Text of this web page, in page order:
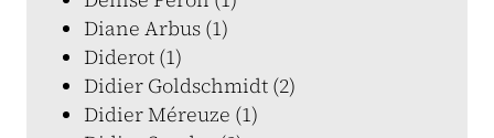
Diane Arbus (1)
Diderot (1)
Didier Goldschmidt (2)
Didier Méreuze (1)